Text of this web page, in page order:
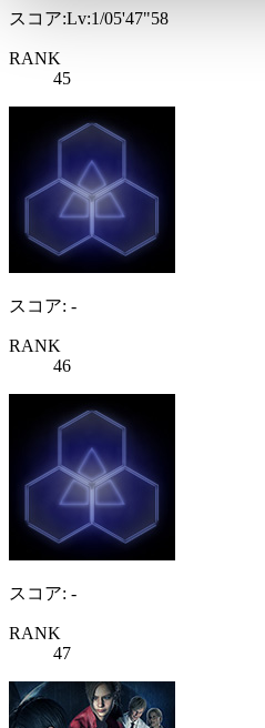
スコア:Lv:1/05'47"58
RANK
45
スコア: -
RANK
46
スコア: -
RANK
47